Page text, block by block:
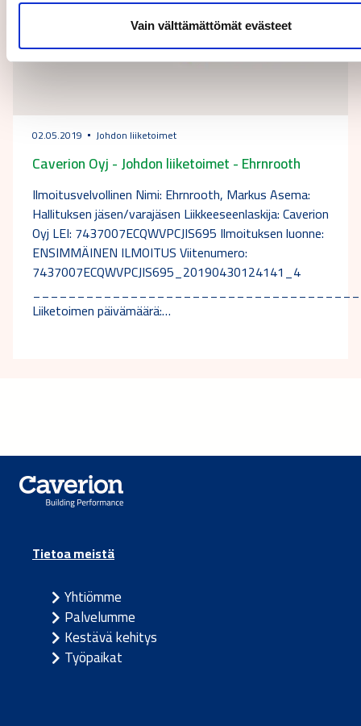
Vain välttämättömät evästeet
02.05.2019 Johdon liiketoimet
Caverion Oyj - Johdon liiketoimet - Ehrnrooth
Ilmoitusvelvollinen Nimi: Ehrnrooth, Markus Asema:
Hallituksen jäsen/varajäsen Liikkeeseenlaskija: Caverion
Oyj LEI: 7437007ECQWVPCJIS695 Ilmoituksen luonne:
ENSIMMÄINEN ILMOITUS Viitenumero:
7437007ECQWVPCJIS695_20190430124141_4
Liiketoimen päivämäärä:…
Tietoa meistä
Yhtiömme
Palvelumme
Kestävä kehitys
Työpaikat